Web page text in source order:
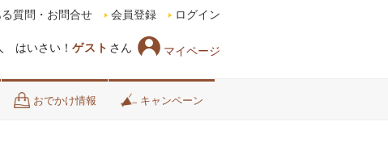
はいさい！ ゲスト さん マイページ
質問・お問合せ 会員登録 ログイン
おでかけ情報 キャンペーン